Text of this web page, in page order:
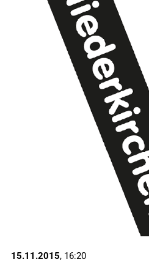
15.11.2015, 16:20